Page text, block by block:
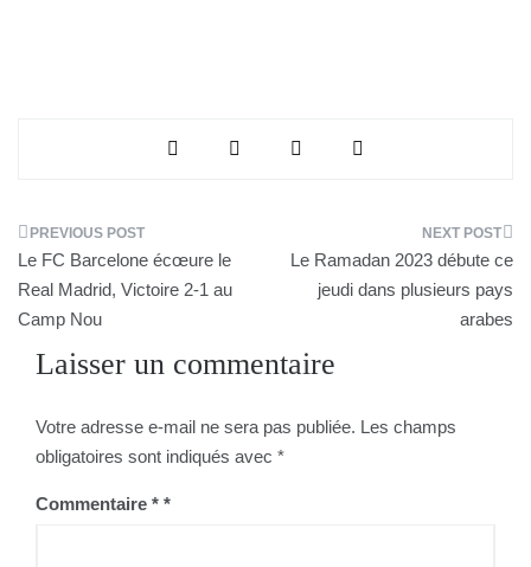
Navigation
de
l’article
Le FC Barcelone écœure le
Real Madrid, Victoire 2-1 au
Camp Nou
Le Ramadan 2023 débute ce
jeudi dans plusieurs pays
arabes
Laisser un commentaire
Votre adresse e-mail ne sera pas publiée. Les champs
obligatoires sont indiqués avec *
Commentaire *